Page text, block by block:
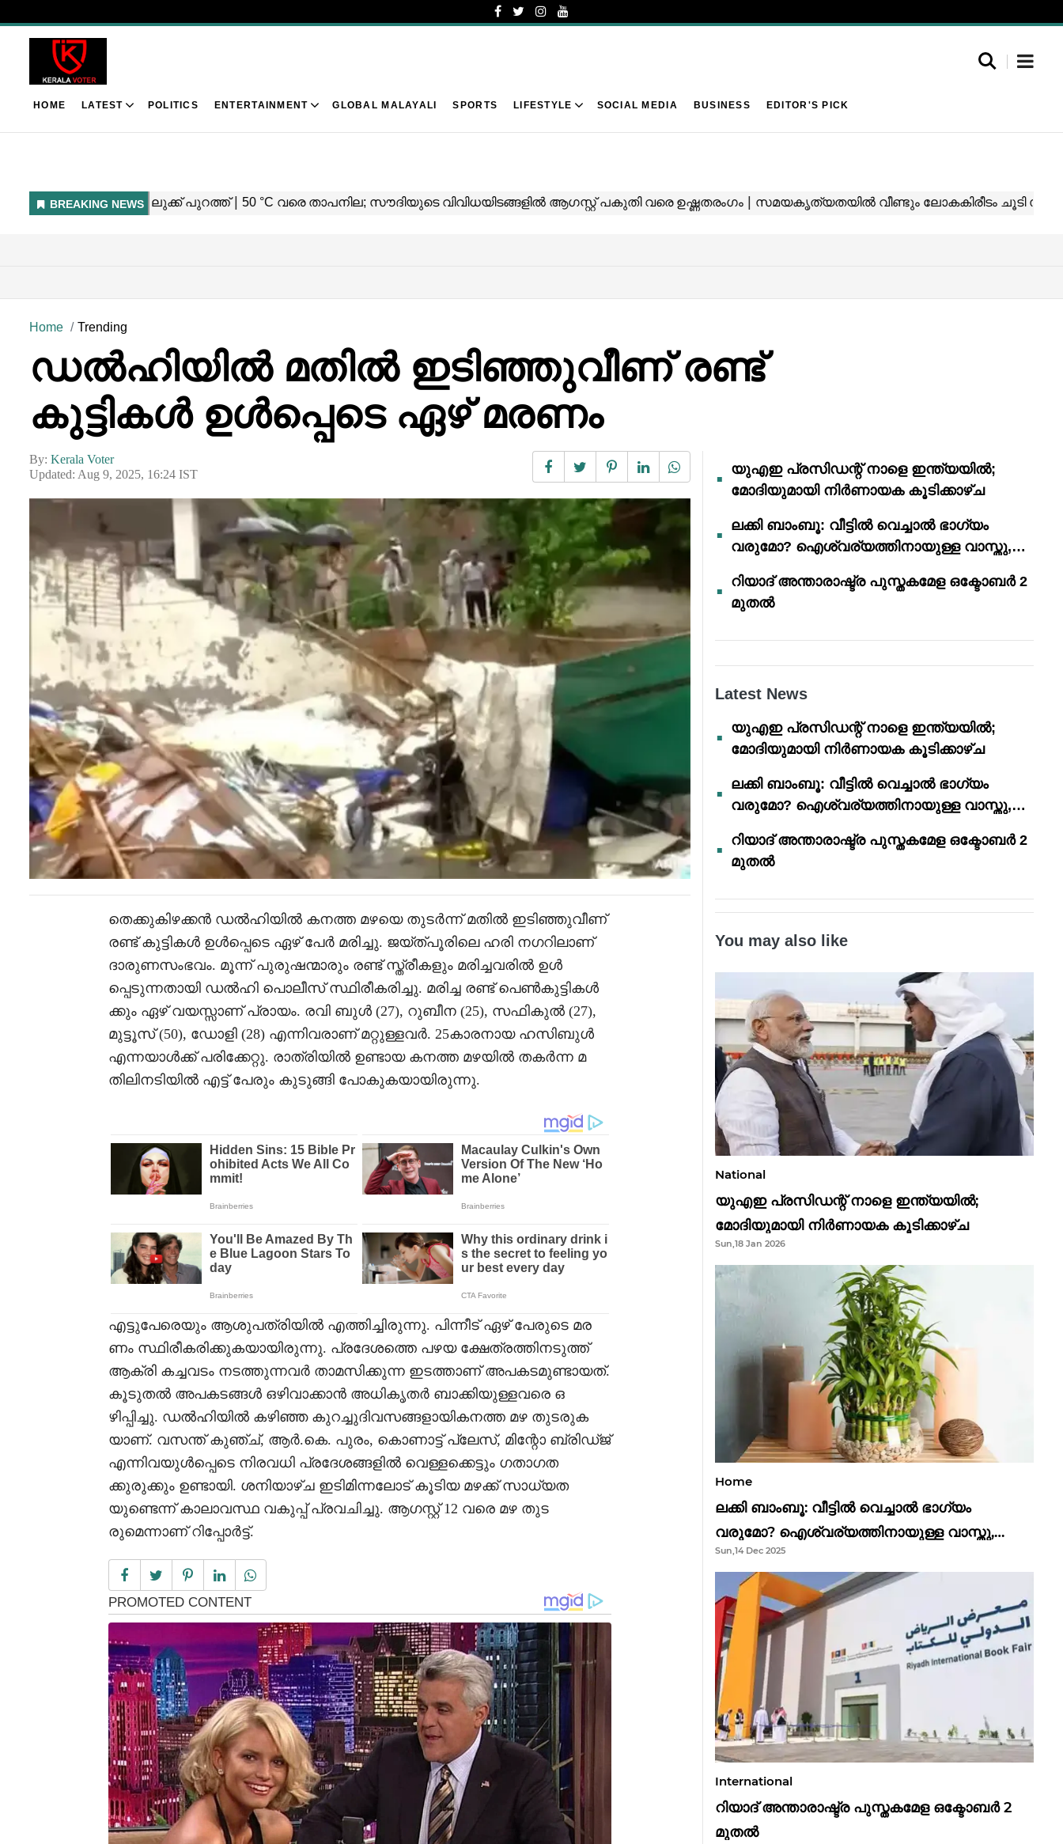
HOME LATEST POLITICS ENTERTAINMENT GLOBAL MALAYALI SPORTS LIFESTYLE SOCIAL MEDIA BUSINESS EDITOR'S PICK
Home Trending
ഡൽഹിയിൽ മതിൽ ഇടിഞ്ഞുവീണ് രണ്ട്
കുട്ടികൾ ഉൾപ്പെടെ ഏഴ് മരണം
By: Kerala Voter
Updated: Aug 9, 2025, 16:24 IST
തെക്കുകിഴക്കൻ ഡൽഹിയിൽ കനത്ത മഴയെ തുടർന്ന് മതിൽ ഇടിഞ്ഞുവീണ്
രണ്ട് കുട്ടികൾ ഉൾപ്പെടെ ഏഴ് പേർ മരിച്ചു. ജയ്ത്പൂരിലെ ഹരി നഗറിലാണ്
ദാരുണസംഭവം. മൂന്ന് പുരുഷന്മാരും രണ്ട് സ്ത്രീകളും മരിച്ചവരിൽ ഉൾ
പ്പെടുന്നതായി ഡൽഹി പൊലീസ് സ്ഥിരീകരിച്ചു. മരിച്ച രണ്ട് പെൺകുട്ടികൾ
ക്കും ഏഴ് വയസ്സാണ് പ്രായം. രവി ബുൾ (27), റുബീന (25), സഫികുൽ (27),
മുട്ടൂസ് (50), ഡോളി (28) എന്നിവരാണ് മറ്റുള്ളവർ. 25കാരനായ ഹസിബുൾ
എന്നയാൾക്ക് പരിക്കേറ്റു. രാത്രിയിൽ ഉണ്ടായ കനത്ത മഴയിൽ തകർന്ന മ
തിലിനടിയിൽ എട്ട് പേരും കുടുങ്ങി പോകുകയായിരുന്നു.
എട്ടുപേരെയും ആശുപത്രിയിൽ എത്തിച്ചിരുന്നു. പിന്നീട് ഏഴ് പേരുടെ മര
ണം സ്ഥിരീകരിക്കുകയായിരുന്നു. പ്രദേശത്തെ പഴയ ക്ഷേത്രത്തിനടുത്ത്
ആക്രി കച്ചവടം നടത്തുന്നവർ താമസിക്കുന്ന ഇടത്താണ് അപകടമുണ്ടായത്.
കൂടുതൽ അപകടങ്ങൾ ഒഴിവാക്കാൻ അധികൃതർ ബാക്കിയുള്ളവരെ ഒ
ഴിപ്പിച്ചു. ഡൽഹിയിൽ കഴിഞ്ഞ കുറച്ചുദിവസങ്ങളായികനത്ത മഴ തുടരുക
യാണ്. വസന്ത് കുഞ്ച്, ആർ.കെ. പുരം, കൊണാട്ട് പ്ലേസ്, മിന്റോ ബ്രിഡ്ജ്
എന്നിവയുൾപ്പെടെ നിരവധി പ്രദേശങ്ങളിൽ വെള്ളക്കെട്ടും ഗതാഗത
ക്കുരുക്കും ഉണ്ടായി. ശനിയാഴ്ച ഇടിമിന്നലോട് കൂടിയ മഴക്ക് സാധ്യത
യുണ്ടെന്ന് കാലാവസ്ഥ വകുപ്പ് പ്രവചിച്ചു. ആഗസ്റ്റ് 12 വരെ മഴ തുട
രുമെന്നാണ് റിപ്പോർട്ട്.
യുഎഇ പ്രസിഡന്റ് നാളെ ഇന്ത്യയിൽ;
മോദിയുമായി നിർണായക കൂടിക്കാഴ്ച
ലക്കി ബാംബൂ: വീട്ടിൽ വെച്ചാൽ ഭാഗ്യം
വരുമോ? ഐശ്വര്യത്തിനായുള്ള വാസ്തു,
റിയാദ് അന്താരാഷ്ട്ര പുസ്തകമേള ഒക്ടോബർ 2
മുതൽ
Latest News
യുഎഇ പ്രസിഡന്റ് നാളെ ഇന്ത്യയിൽ;
മോദിയുമായി നിർണായക കൂടിക്കാഴ്ച
ലക്കി ബാംബൂ: വീട്ടിൽ വെച്ചാൽ ഭാഗ്യം
വരുമോ? ഐശ്വര്യത്തിനായുള്ള വാസ്തു,
റിയാദ് അന്താരാഷ്ട്ര പുസ്തകമേള ഒക്ടോബർ 2
മുതൽ
You may also like
National
യുഎഇ പ്രസിഡന്റ് നാളെ ഇന്ത്യയിൽ;
മോദിയുമായി നിർണായക കൂടിക്കാഴ്ച
Sun,18 Jan 2026
Home
ലക്കി ബാംബൂ: വീട്ടിൽ വെച്ചാൽ ഭാഗ്യം
വരുമോ? ഐശ്വര്യത്തിനായുള്ള വാസ്തു,
ഫെങ് ഷൂയി വിശ്വാസങ്ങൾ
Sun,14 Dec 2025
International
റിയാദ് അന്താരാഷ്ട്ര പുസ്തകമേള ഒക്ടോബർ 2
മുതൽ